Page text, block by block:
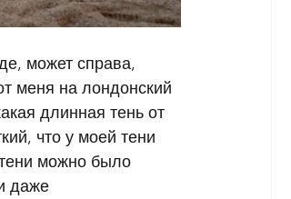
может справа,
меня на лондонский
длинная тень от
что у моей тени
можно было
даже